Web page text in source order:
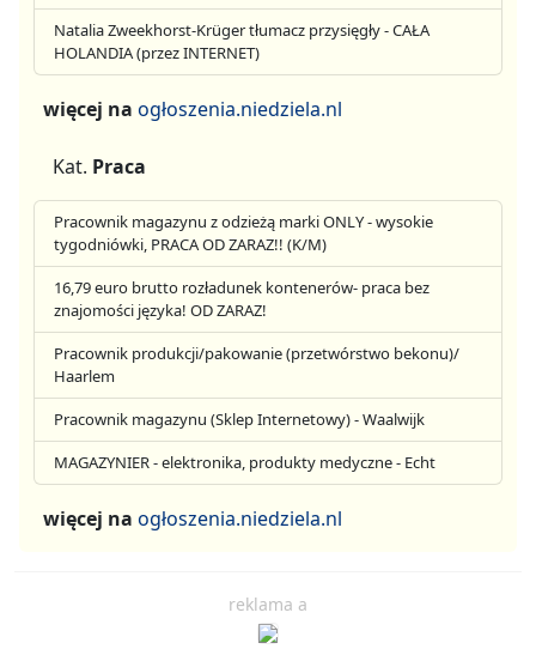
Natalia Zweekhorst-Krüger tłumacz przysięgły - CAŁA
HOLANDIA (przez INTERNET)
więcej na ogłoszenia.niedziela.nl
Kat. Praca
Pracownik magazynu z odzieżą marki ONLY - wysokie
tygodniówki, PRACA OD ZARAZ!! (K/M)
16,79 euro brutto rozładunek kontenerów- praca bez
znajomości języka! OD ZARAZ!
Pracownik produkcji/pakowanie (przetwórstwo bekonu)/
Haarlem
Pracownik magazynu (Sklep Internetowy) - Waalwijk
MAGAZYNIER - elektronika, produkty medyczne - Echt
więcej na ogłoszenia.niedziela.nl
reklama a